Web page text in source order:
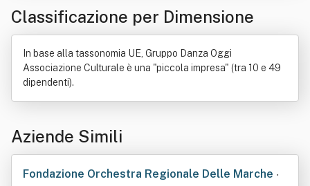
Classificazione per Dimensione
In base alla tassonomia UE, Gruppo Danza Oggi
Associazione Culturale è una "piccola impresa" (tra 10 e 49
dipendenti).
Aziende Simili
Fondazione Orchestra Regionale Delle Marche •